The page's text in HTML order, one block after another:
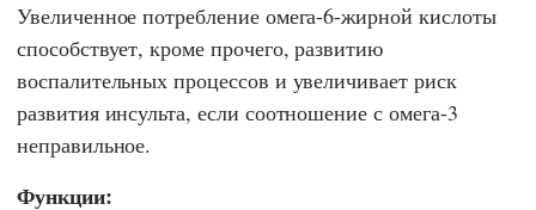
Увеличенное потребление омега-6-жирной кислоты
способствует, кроме прочего, развитию
воспалительных процессов и увеличивает риск
развития инсульта, если соотношение с омега-3
неправильное.
Функции: